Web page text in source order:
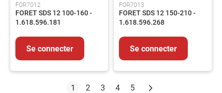
FOR7012
FORET SDS 12 100-160 -
1.618.596.181
Se connecter
FOR7013
FORET SDS 12 150-210 -
1.618.596.268
Se connecter
Vous lisez actuellement la page
1 Page
2 Page
3 Page
4 Page
5 Page
Suivant